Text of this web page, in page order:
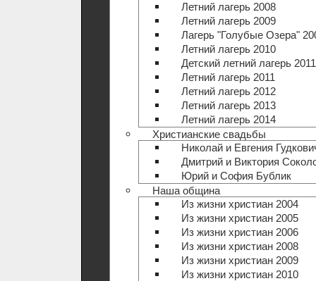
Летний лагерь 2008
Летний лагерь 2009
Лагерь "Голубые Озера"
Летний лагерь 2010
Детский летний лагерь 2011
Летний лагерь 2011
Летний лагерь 2012
Летний лагерь 2013
Летний лагерь 2014
Христианские свадьбы
Николай и Евгения
Дмитрий и Виктория
Юрий и София Бублик
Наша община
Из жизни христиан 2004
Из жизни христиан 2005
Из жизни христиан 2006
Из жизни христиан 2008
Из жизни христиан 2009
Из жизни христиан 2010